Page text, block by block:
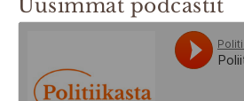
Uusimmat podcastit